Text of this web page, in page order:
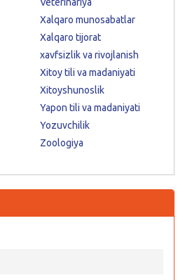
Xalqaro munosabatlar
Xalqaro tijorat
xavfsizlik va rivojlanish
Xitoy tili va madaniyati
Xitoyshunoslik
Yapon tili va madaniyati
Yozuvchilik
Zoologiya